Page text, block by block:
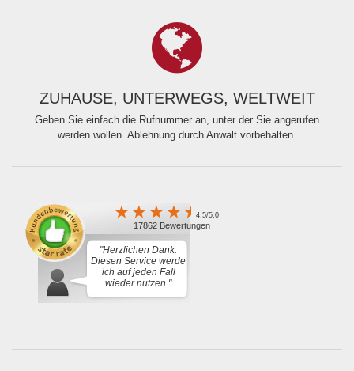
ZUHAUSE, UNTERWEGS, WELTWEIT
Geben Sie einfach die Rufnummer an, unter der Sie angerufen
werden wollen. Ablehnung durch Anwalt vorbehalten.
4.5/5.0
17862 Bewertungen
"Herzlichen Dank.
Diesen Service werde
ich auf jeden Fall
wieder nutzen."